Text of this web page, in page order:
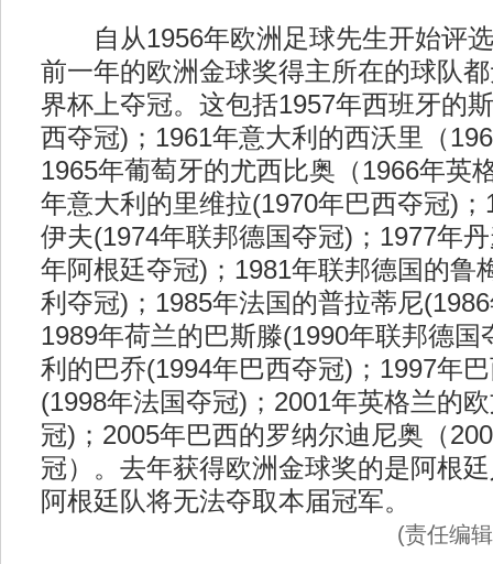
自从1956年欧洲足球先生开始评选
前一年的欧洲金球奖得主所在的球队
界杯上夺冠。这包括1957年西班牙的
西夺冠)；1961年意大利的西沃里（
1965年葡萄牙的尤西比奥（1966年英
年意大利的里维拉(1970年巴西夺冠)
伊夫(1974年联邦德国夺冠)；1977年
年阿根廷夺冠)；1981年联邦德国的鲁
利夺冠)；1985年法国的普拉蒂尼
1989年荷兰的巴斯滕(1990年联邦德国
利的巴乔(1994年巴西夺冠)；1997年
(1998年法国夺冠)；2001年英格兰的
冠)；2005年巴西的罗纳尔迪尼奥（
冠）。去年获得欧洲金球奖的是阿根
阿根廷队将无法夺取本届冠军。
(责任编